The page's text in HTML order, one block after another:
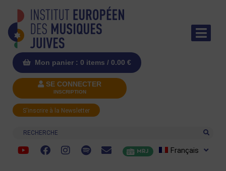
Mon panier : 0 items / 0.00 €
SE CONNECTER
INSCRIPTION
S'inscrire à la Newsletter
Recherche
MRJ Français